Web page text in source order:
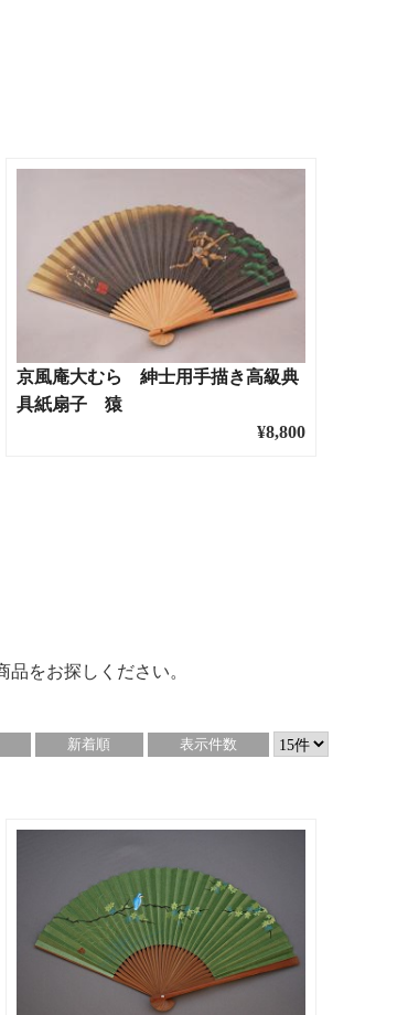
京風庵大むら 紳士用手描き高級典
具紙扇子 猿
¥8,800
をお探しください。
新着順 表示件数